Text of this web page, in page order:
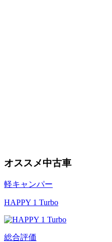
オススメ中古車
軽キャンパー
HAPPY 1 Turbo
総合評価